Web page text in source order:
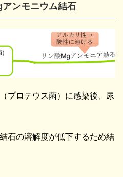
アンモニウム結石
プロテウス菌）に感染後、尿
石の溶解度が低下するため結